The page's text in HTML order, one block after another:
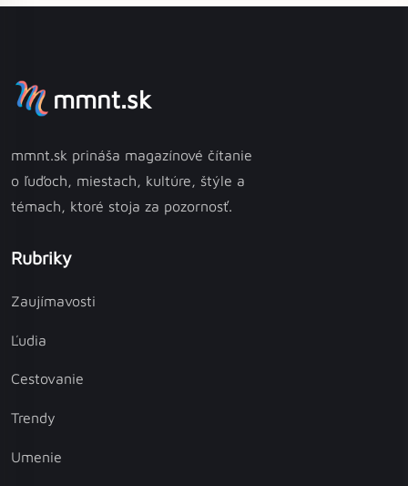
mmnt.sk
mmnt.sk prináša magazínové čítanie
o ľuďoch, miestach, kultúre, štýle a
témach, ktoré stoja za pozornosť.
Rubriky
Zaujímavosti
Ľudia
Cestovanie
Trendy
Umenie